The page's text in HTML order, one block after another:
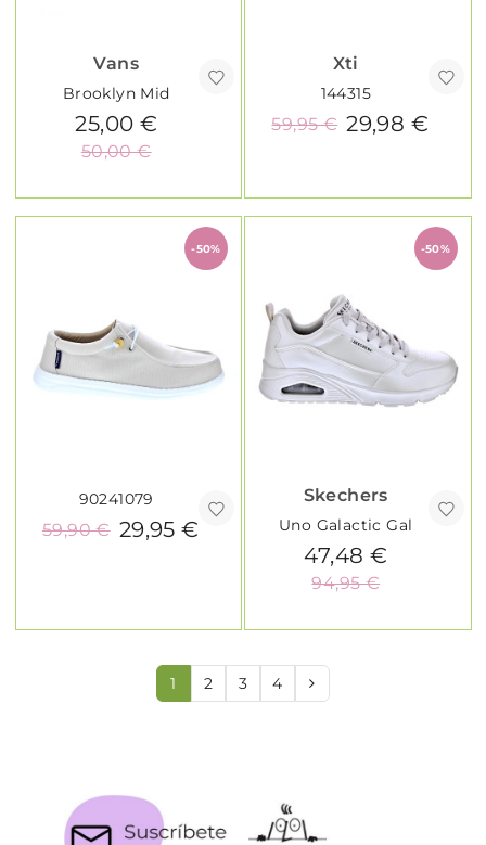
Vans
Brooklyn Mid
25,00 €
50,00 €
Xti
144315
29,98 €
59,95 €
-50%
90241079
29,95 €
59,90 €
-50%
Skechers
Uno Galactic Gal
47,48 €
94,95 €
1 2 3 4